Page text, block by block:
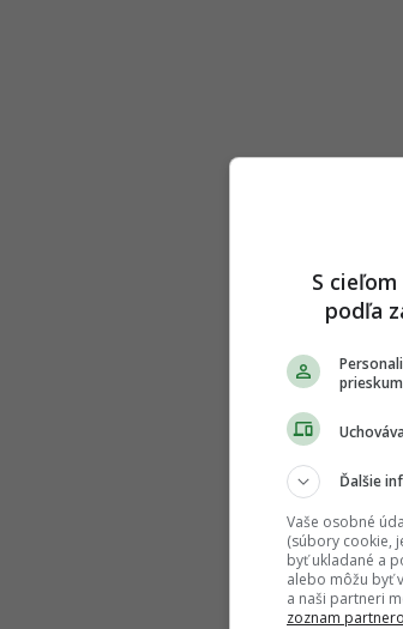
S
podľa
Ďalšie
Vaše osobné
(súbory cookie,
byť ukladané a
alebo môžu byť
a naši partneri
zoznam